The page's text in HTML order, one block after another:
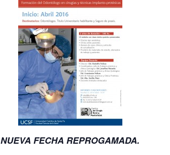
NUEVA FECHA REPROGAMADA.